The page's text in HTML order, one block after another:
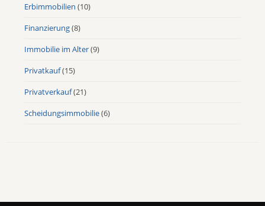
Erbimmobilien (10)
Finanzierung(8)
Immobilie im Alter(9)
Privatkauf(15)
Privatverkauf(21)
Scheidungsimmobilie(6)